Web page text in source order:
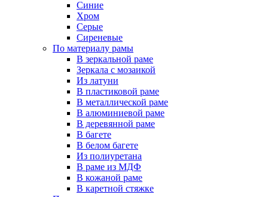
Синие
Хром
Серые
Сиреневые
По материалу рамы
В зеркальной раме
Зеркала с мозаикой
Из латуни
В пластиковой раме
В металлической раме
В алюминиевой раме
В деревянной раме
В багете
В белом багете
Из полиуретана
В раме из МДФ
В кожаной раме
В каретной стяжке